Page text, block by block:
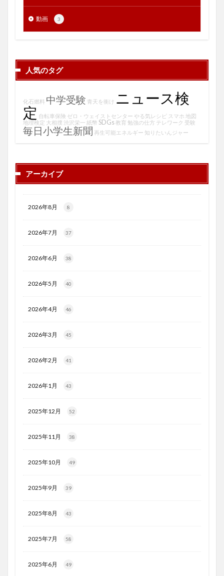
動画 3
人気のタグ
化石燃料 中学受験 青天を衝け ニュース検
定 自転車保険 ゼロ・ウェイストセンター やる気レシピ スマホ 地図
地理検定 大相撲 渋沢栄一 紙幣 SDGs教育 勉強の仕方 テレワーク 受験
毎日小学生新聞 再生可能エネルギー 知りたいんジャー
アーカイブ
2026年8月 8
2026年7月 37
2026年6月 38
2026年5月 40
2026年4月 46
2026年3月 45
2026年2月 41
2026年1月 43
2025年12月 52
2025年11月 38
2025年10月 49
2025年9月 39
2025年8月 43
2025年7月 58
2025年6月 49